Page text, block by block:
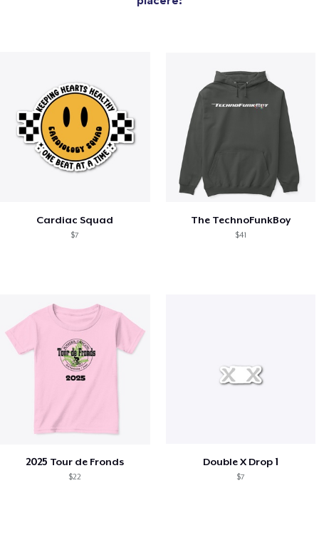
Cardiac Squad
$7
The TechnoFunkBoy
$41
2025 Tour de Fronds
$22
Double X Drop 1
$7